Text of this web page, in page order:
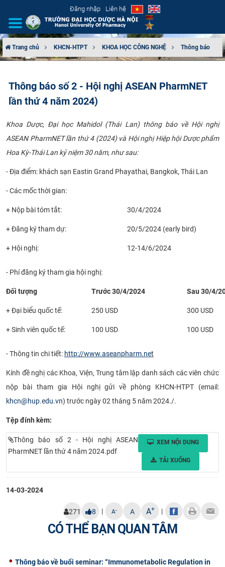
Đăng nhập Liên hệ
CƠ CẤU TỔ CHỨC
ĐÀO TẠO
ĐẢM BẢO CHẤT LƯỢNG
KHOA HỌC CÔNG NGHỆ
HTQT
Trang chủ KHCN-HTPT KHOA HỌC CÔNG NGHỆ Thông báo
Thông báo số 2 - Hội nghị ASEAN PharmNET
lần thứ 4 năm 2024)
Khoa Dược, Đại học Mahidol (Thái Lan) thông báo về Hội nghị
ASEAN PharmNET lần thứ 4 (2024) và Hội nghị Hiệp hội Dược phẩm
Hoa Kỳ-Thái Lan kỷ niệm 30 năm, như sau:
- Địa điểm: khách sạn Eastin Grand Phayathai, Bangkok, Thái Lan
- Các mốc thời gian:
+ Nộp bài tóm tắt: 30/4/2024
+ Đăng ký tham dự: 20/5/2024 (early bird)
+ Hội nghị: 12-14/6/2024
- Phí đăng ký tham gia hội nghị:
Đối tượng Trước 30/4/2024 Sau 30/4/
+ Đại biểu quốc tế: 250 USD 300 USD
+ Sinh viên quốc tế: 100 USD 100 USD
- Thông tin chi tiết: http://www.aseanpharm.net
Kính đề nghị các Khoa, Viện, Trung tâm lập danh sách các viên chức
nộp bài tham gia Hội nghị gửi về phòng KHCN-HTPT (email:
khcn@hup.edu.vn) trước ngày 02 tháng 5 năm 2024./.
Tệp đính kèm:
Thông báo số 2 - Hội nghị ASEAN
PharmNET lần thứ 4 năm 2024.pdf
XEM NỘI DUNG
TẢI XUỐNG
14-03-2024
271 8 | A- A A+ |
CÓ THỂ BẠN QUAN TÂM
Thông báo về buổi seminar: “Immunometabolic Regulation in